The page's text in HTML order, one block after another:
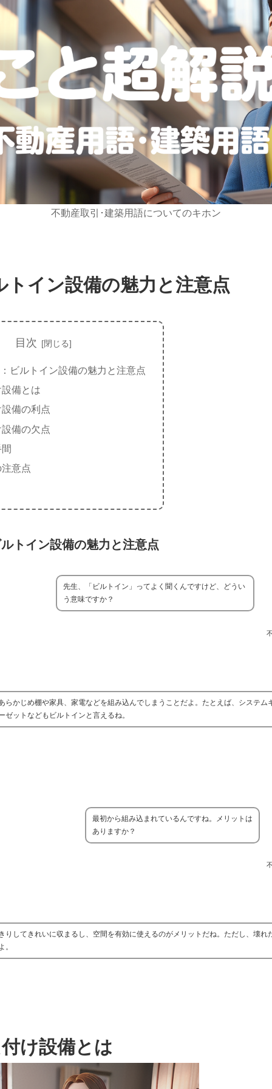
不動産取引･建築用語についてのキホン
トイン設備の魅力と注意点
目次
ビルトイン設備の魅力と注意点
備とは
備の利点
備の欠点
意点
トイン設備の魅力と注意点
先生、「ビルトイン」ってよく聞くんですけど、どうい
う意味ですか？
かじめ棚や家具、家電などを組み込んでしまうことだよ。たとえば、システム
ットなどもビルトインと言えるね。
最初から組み込まれているんですね。メリットは
ありますか？
してきれいに収まるし、空間を有効に使えるのがメリットだね。ただし、壊れ
。
け設備とは